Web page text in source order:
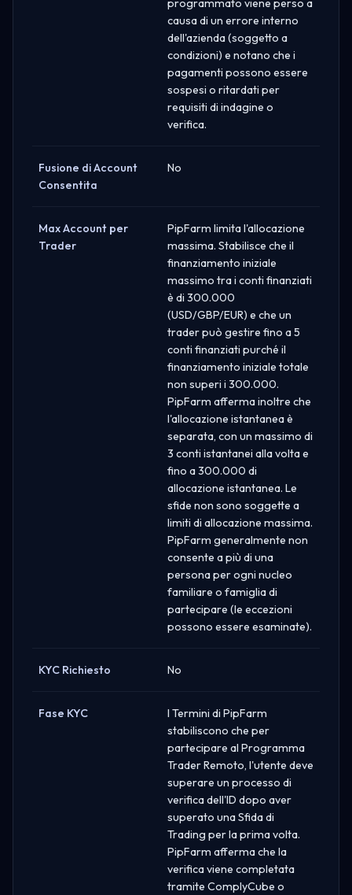
causa di un errore interno
dell'azienda (soggetto a
condizioni) e notano che i
pagamenti possono essere
sospesi o ritardati per
requisiti di indagine o
verifica.
Fusione di Account
Consentita
No
Max Account per
Trader
PipFarm limita l'allocazione
massima. Stabilisce che il
finanziamento iniziale
massimo tra i conti finanziati
è di 300.000
(USD/GBP/EUR) e che un
trader può gestire fino a 5
conti finanziati purché il
finanziamento iniziale totale
non superi i 300.000.
PipFarm afferma inoltre che
l'allocazione istantanea è
separata, con un massimo di
3 conti istantanei alla volta e
fino a 300.000 di
allocazione istantanea. Le
sfide non sono soggette a
limiti di allocazione massima.
PipFarm generalmente non
consente a più di una
persona per ogni nucleo
familiare o famiglia di
partecipare (le eccezioni
possono essere esaminate).
KYC Richiesto No
Fase KYC
I Termini di PipFarm
stabiliscono che per
partecipare al Programma
Trader Remoto, l'utente deve
superare un processo di
verifica dell'ID dopo aver
superato una Sfida di
Trading per la prima volta.
PipFarm afferma che la
verifica viene completata
tramite ComplyCube o